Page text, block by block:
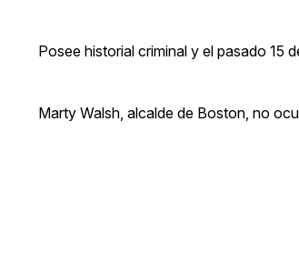
Posee historial criminal y el pasado 15
Marty Walsh, alcalde de Boston, no